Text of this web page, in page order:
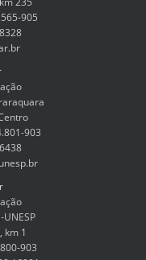
905
903
km 1
903